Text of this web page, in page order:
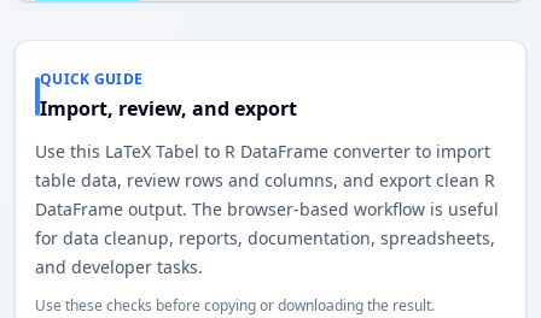
QUICK GUIDE
Import, review, and export
Use this LaTeX Tabel to R DataFrame converter to import
table data, review rows and columns, and export clean R
DataFrame output. The browser-based workflow is useful
for data cleanup, reports, documentation, spreadsheets,
and developer tasks.
Use these checks before copying or downloading the result.